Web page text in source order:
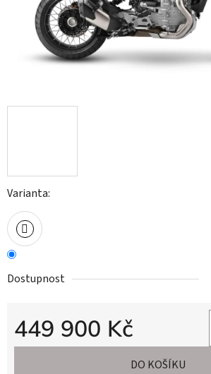
Varianta:
Dostupnost
449 900 Kč
Měrná cena:
DO KOŠÍKU